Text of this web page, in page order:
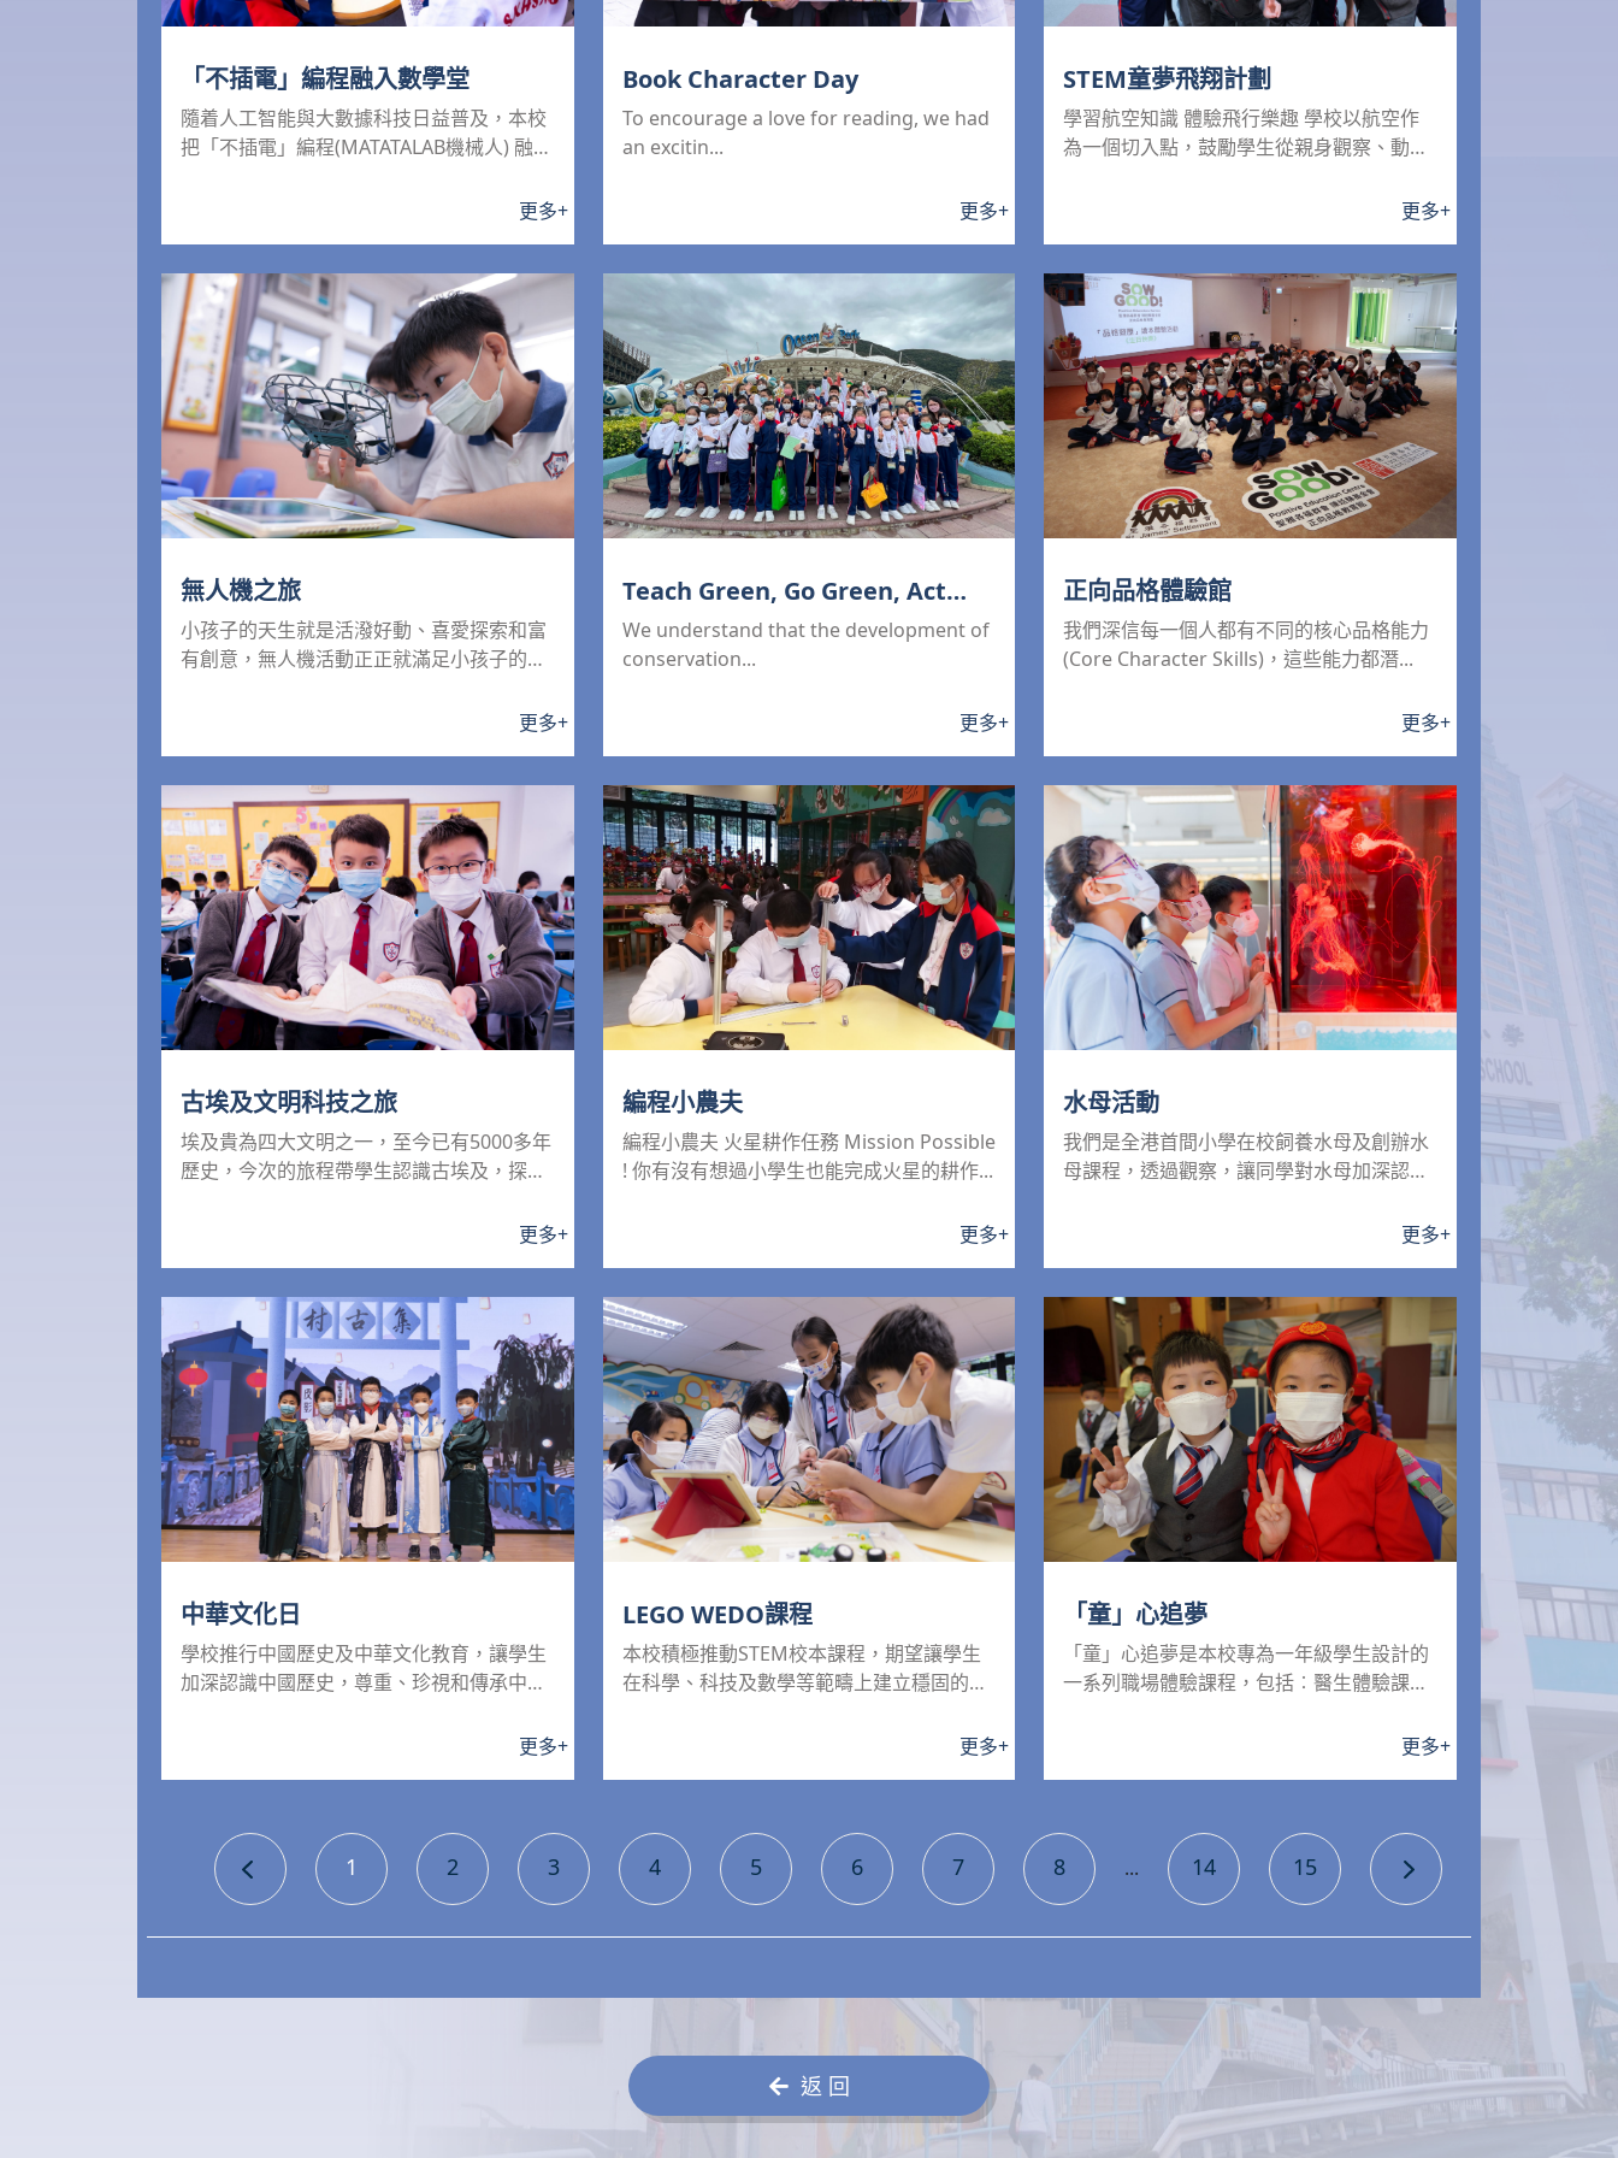
「不插電」編程融入數學堂
隨着人工智能與大數據科技日益普及，本校
把「不插電」編程(MATATALAB機械人) 融入
更多+
Book Character Day
To encourage a love for reading, we had
an excitin...
更多+
STEM童夢飛翔計劃
學習航空知識 體驗飛行樂趣 學校以航空作
為一個切入點，鼓勵學生從親身觀察、動手
更多+
無人機之旅
小孩子的天生就是活潑好動、喜愛探索和富
有創意，無人機活動正正就滿足小孩子的需
更多+
Teach Green, Go Green, Act
Green
We understand that the development of
conservation...
更多+
正向品格體驗館
我們深信每一個人都有不同的核心品格能力
(Core Character Skills)，這些能力都潛...
更多+
古埃及文明科技之旅
埃及貴為四大文明之一，至今已有5000多年
歷史，今次的旅程帶學生認識古埃及，探索
更多+
編程小農夫
編程小農夫 火星耕作任務 Mission Possible
! 你有沒有想過小學生也能完成火星的耕作...
更多+
水母活動
我們是全港首間小學在校飼養水母及創辦水
母課程，透過觀察，讓同學對水母加深認
更多+
中華文化日
學校推行中國歷史及中華文化教育，讓學生
加深認識中國歷史，尊重、珍視和傳承中華
更多+
LEGO WEDO課程
本校積極推動STEM校本課程，期望讓學生
在科學、科技及數學等範疇上建立穩固的知
更多+
「童」心追夢
「童」心追夢是本校專為一年級學生設計的
一系列職場體驗課程，包括︰醫生體驗課
更多+
1 2 3 4 5 6 7 8 ... 14 15
返 回